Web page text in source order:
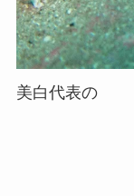
美白代表の